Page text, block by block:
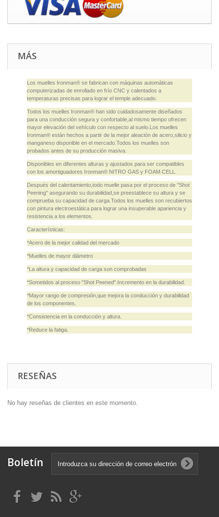
MÁS
Los muelles Ironman® se fabrican con máquinas automáticas
computerizadas de enrollado en frío CNC y calentados a
temperaturas precisas para lograr el temple adecuado.
Todos los muelles Ironman® han sido cuidadosamente diseñados
para una conducción segura y confortable,al mismo tiempo ofrecen
mayor elevación del vehículo con respecto al suelo.Los muelles
Ironman® están hechos a partir de la mejor aleación de acero,silicio y
manganeso disponible en el mercado.Todos los muelles son
probados antes de su producción masiva.
Disponibles en diferentes alturas y ajustados para ser compatibles
con los amortiguadores Ironman® NITRO GAS y FOAM CELL.
Después del calentamiento,todo muelle pasa por el proceso de "Shot
Peening" asegurando su durabilidad,se preestablece su altura y se
comprueba su capacidad de carga.Todos los muelles son recubiertos
con pintura electroestática para lograr una insuperable apariencia y
resistencia a los elementos.
Características:
*Acero de la mejor calidad del mercado
*Muelles de mayor diámetro
*La altura y capacidad de carga son comprobadas
*Sometidos al proceso "Shot Peened".Incremento en la durabilidad.
*Mayor rango de compresión,que mejora la conducción y durabilidad
de los componentes.
*Consistencia en la conducción y altura.
*Reduce la fatiga.
RESEÑAS
No hay reseñas de clientes en este momento.
Boletín